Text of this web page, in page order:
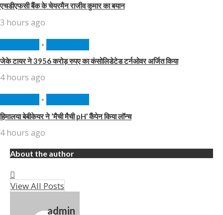
एचडीएफसी बैंक के चेयरमैन राजीव कुमार का बयान
3 hours ago
•
जेके टायर ने 3956 करोड़ रुपए का कंसोलिडेटेड टर्नओवर अर्जित किया
4 hours ago
•
हिमालया बेबीकेयर ने ‘मैची मैची pH’ कैंपेन किया लॉन्च
4 hours ago
About the author
View All Posts
admin